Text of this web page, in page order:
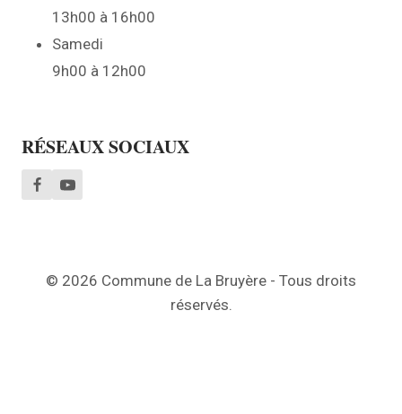
13h00 à 16h00
Samedi
9h00 à 12h00
RÉSEAUX SOCIAUX
© 2026 Commune de La Bruyère - Tous droits
réservés.